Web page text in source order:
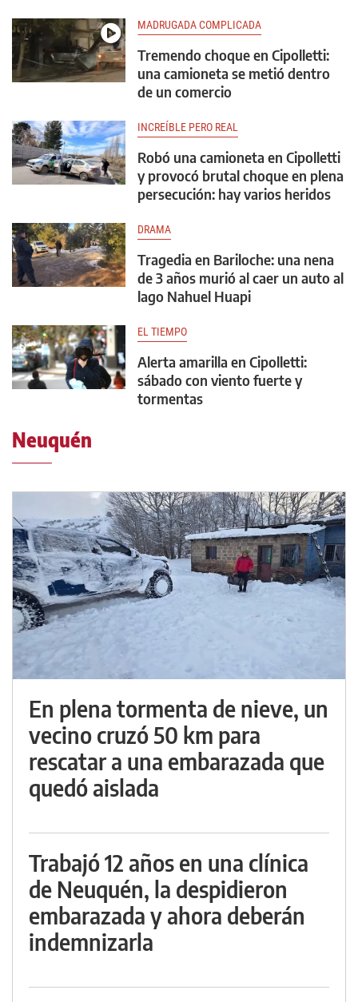
MADRUGADA COMPLICADA
Tremendo choque en Cipolletti:
una camioneta se metió dentro
de un comercio
INCREÍBLE PERO REAL
Robó una camioneta en Cipolletti
y provocó brutal choque en plena
persecución: hay varios heridos
DRAMA
Tragedia en Bariloche: una nena
de 3 años murió al caer un auto al
lago Nahuel Huapi
EL TIEMPO
Alerta amarilla en Cipolletti:
sábado con viento fuerte y
tormentas
Neuquén
En plena tormenta de nieve, un
vecino cruzó 50 km para
rescatar a una embarazada que
quedó aislada
Trabajó 12 años en una clínica
de Neuquén, la despidieron
embarazada y ahora deberán
indemnizarla